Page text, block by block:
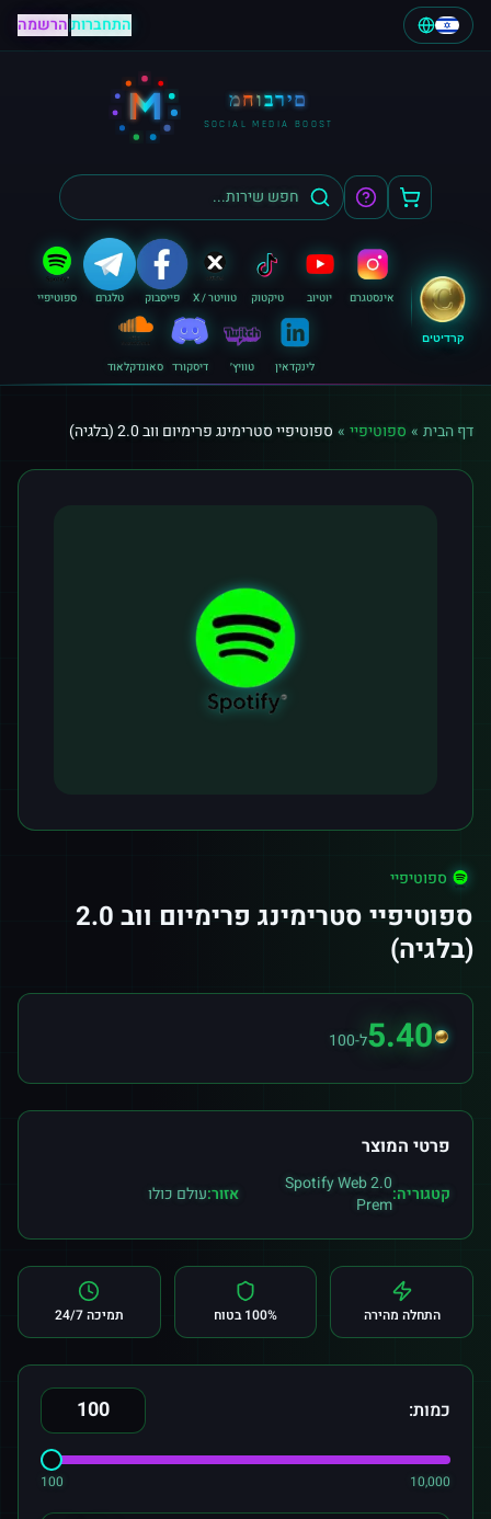
התחברות|הרשמה
M מחוברים
SOCIAL MEDIA BOOST
קרדיטים
אינסטגרם יוטיוב טיקטוק טוויטר / X פייסבוק טלגרם ספוטיפיי
לינקדאין טוויץ׳ דיסקורד סאונדקלאוד
דף הבית » ספוטיפיי » ספוטיפיי סטרימינג פרימיום ווב 2.0 (בלגיה)
ספוטיפיי
ספוטיפיי סטרימינג פרימיום ווב 2.0
(בלגיה)
5.40ל-100
פרטי המוצר
קטגוריה:Spotify Web 2.0
Prem
אזור:עולם כולו
התחלה מהירה 100% בטוח תמיכה 24/7
כמות:
100 10,000